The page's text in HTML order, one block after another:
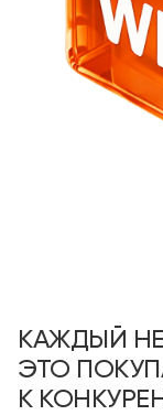
КАЖДЫЙ
ЭТО
К